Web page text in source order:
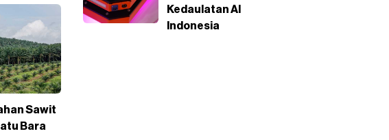
Sawit
Bara
Kedaulatan AI
Indonesia